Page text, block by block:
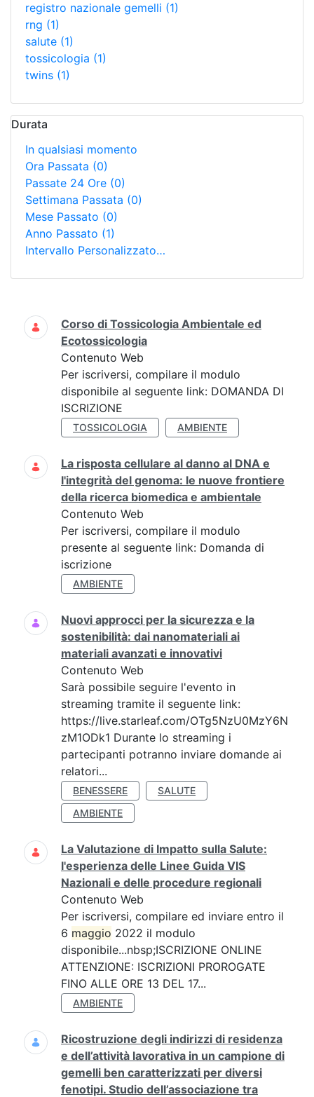
registro nazionale gemelli (1)
rng (1)
salute (1)
tossicologia (1)
twins (1)
Durata
In qualsiasi momento
Ora Passata (0)
Passate 24 Ore (0)
Settimana Passata (0)
Mese Passato (0)
Anno Passato (1)
Intervallo Personalizzato…
Ricerca
Corso di Tossicologia Ambientale ed
Ecotossicologia
Contenuto Web
Per iscriversi, compilare il modulo
disponibile al seguente link: DOMANDA DI
ISCRIZIONE
TOSSICOLOGIA AMBIENTE
La risposta cellulare al danno al DNA e
l'integrità del genoma: le nuove frontiere
della ricerca biomedica e ambientale
Contenuto Web
Per iscriversi, compilare il modulo
presente al seguente link: Domanda di
iscrizione
AMBIENTE
Nuovi approcci per la sicurezza e la
sostenibilità: dai nanomateriali ai
materiali avanzati e innovativi
Contenuto Web
Sarà possibile seguire l'evento in
streaming tramite il seguente link:
https://live.starleaf.com/OTg5NzU0MzY6N
zM1ODk1 Durante lo streaming i
partecipanti potranno inviare domande ai
relatori...
BENESSERE
SALUTE
AMBIENTE
La Valutazione di Impatto sulla Salute:
l'esperienza delle Linee Guida VIS
Nazionali e delle procedure regionali
Contenuto Web
Per iscriversi, compilare ed inviare entro il
6 maggio 2022 il modulo
disponibile...nbsp;ISCRIZIONE ONLINE
ATTENZIONE: ISCRIZIONI PROROGATE
FINO ALLE ORE 13 DEL 17...
AMBIENTE
Ricostruzione degli indirizzi di residenza
e dell’attività lavorativa in un campione di
gemelli ben caratterizzati per diversi
fenotipi. Studio dell’associazione tra